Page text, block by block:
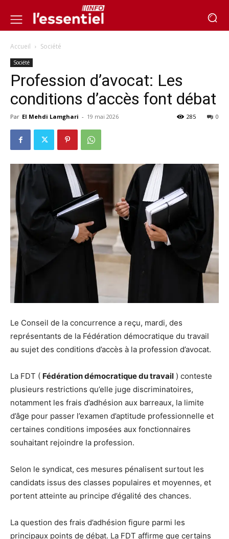
Accueil Société
Société
Profession d’avocat: Les
conditions d’accès font débat
Par El Mehdi Lamghari - 19 mai 2026 0
285
Le Conseil de la concurrence a reçu, mardi, des
représentants de la Fédération démocratique du travail
au sujet des conditions d’accès à la profession d’avocat.
La FDT ( Fédération démocratique du travail ) conteste
plusieurs restrictions qu’elle juge discriminatoires,
notamment les frais d’adhésion aux barreaux, la limite
d’âge pour passer l’examen d’aptitude professionnelle et
certaines conditions imposées aux fonctionnaires
souhaitant rejoindre la profession.
Selon le syndicat, ces mesures pénalisent surtout les
candidats issus des classes populaires et moyennes, et
portent atteinte au principe d’égalité des chances.
La question des frais d’adhésion figure parmi les
principaux points de débat. La FDT affirme que certains